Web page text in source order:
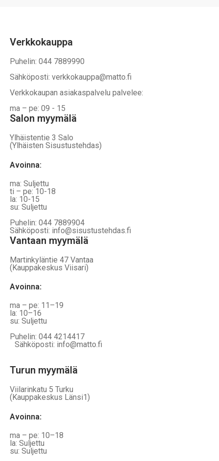
Verkkokauppa
Puhelin: 044 7889990
Sähköposti: verkkokauppa@matto.fi
Verkkokaupan asiakaspalvelu palvelee:
ma – pe: 09 - 15
Salon myymälä
Ylhäistentie 3 Salo
(Ylhäisten Sisustustehdas)
Avoinna:
ma: Suljettu
ti – pe: 10-18
la: 10-15
su: Suljettu
Puhelin: 044 7889904
Sähköposti: info@sisustustehdas.fi
Vantaan myymälä
Martinkyläntie 47 Vantaa
(Kauppakeskus Viisari)
Avoinna:
ma – pe: 11–19
la: 10–16
su: Suljettu
Puhelin: 044 4214417
Sähköposti: info@matto.fi
Turun myymälä
Viilarinkatu 5 Turku
(Kauppakeskus Länsi1)
Avoinna:
ma – pe: 10–18
la: Suljettu
su: Suljettu